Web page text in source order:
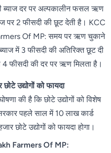
ब्याज दर पर अल्पकालीन फसल ऋण
पर 2 फीसदी की छूट देती है। KCC
Of MP: समय पर ऋण चुकाने
में 3 फीसदी की अतिरिक्त छूट दी
4 फीसदी की दर पर ऋण मिलता है।
उद्योगों को फायदा
की है कि छोटे उद्योगों को विशेष
पहले साल में 10 लाख कार्ड
छोटे उद्योगों को फायदा होगा।
Farmers Of MP: